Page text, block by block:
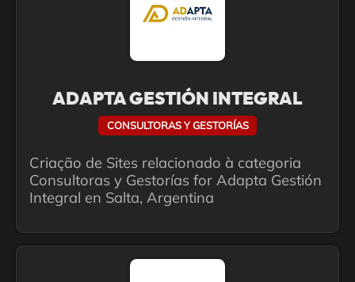
ADAPTA GESTIÓN INTEGRAL
CONSULTORAS Y GESTORÍAS
Criação de Sites relacionado à categoria
Consultoras y Gestorías for Adapta Gestión
Integral en Salta, Argentina